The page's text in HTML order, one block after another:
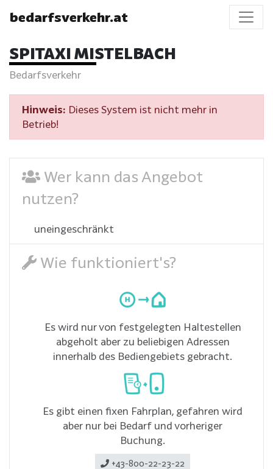
bedarfsverkehr.at
SPITAXI MISTELBACH
Bedarfsverkehr
Hinweis: Dieses System ist nicht mehr in
Betrieb!
Wer kann das Angebot
nutzen?
uneingeschränkt
Wie funktioniert's?
Es wird nur von festgelegten Haltestellen
abgeholt aber zu beliebigen Adressen
innerhalb des Bediengebiets gebracht.
Es gibt einen fixen Fahrplan, gefahren wird
aber nur bei Bedarf und vorheriger
Buchung.
+43-800-22-23-22